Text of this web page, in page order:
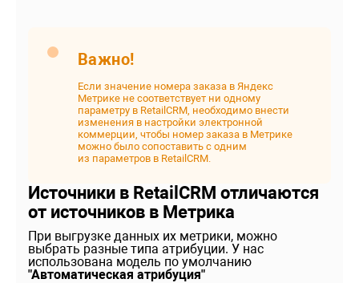
Важно!
Если значение номера заказа в Яндекс
Метрике не соответствует ни одному
параметру в RetailCRM, необходимо внести
изменения в настройки электронной
коммерции, чтобы номер заказа в Метрике
можно было сопоставить с одним
из параметров в RetailCRM.
Источники в RetailCRM отличаются
от источников в Метрика
При выгрузке данных их метрики, можно
выбрать разные типа атрибуции. У нас
использована модель по умолчанию
"Автоматическая атрибуция"